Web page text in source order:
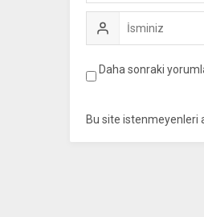
Daha sonraki
Bu site istenmeyenleri